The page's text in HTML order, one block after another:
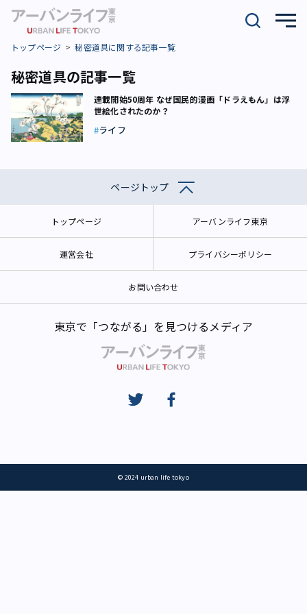
トップページ 秘密道具に関する記事一覧
秘密道具の記事一覧
連載開始50周年 なぜ国民的漫画「ドラえもん」は浮
世絵化されたのか？
ライフ
ページトップ
トップページ アーバンライフ東京
運営会社 プライバシーポリシー
お問い合わせ
東京で「つながる」を見つけるメディア
© 2024 urban life tokyo